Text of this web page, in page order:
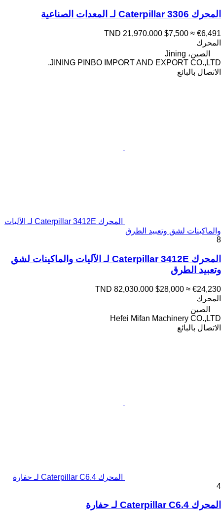
المحرك Caterpillar 3306 لـ المعدات الصناعية
TND 21,970.000 $7,500 ≈ €6,491
المحرك
الصين، Jining
JINING PINBO IMPORT AND EXPORT CO.,LTD.
الاتصال بالبائع
المحرك Caterpillar 3412E لـ الآليات
والماكينات لشق وتعبيد الطرق
8
المحرك Caterpillar 3412E لـ الآليات والماكينات لشق
وتعبيد الطرق
TND 82,030.000 $28,000 ≈ €24,230
المحرك
الصين
Hefei Mifan Machinery CO.,LTD
الاتصال بالبائع
المحرك Caterpillar C6.4 لـ حفارة
4
المحرك Caterpillar C6.4 لـ حفارة